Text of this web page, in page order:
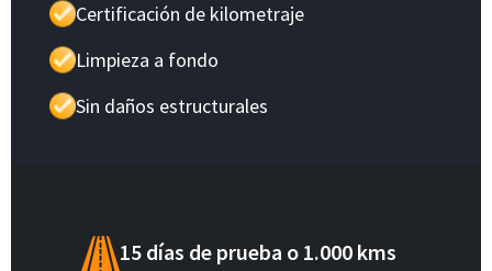
Certificación de kilometraje
Limpieza a fondo
Sin daños estructurales
15 días de prueba o 1.000 kms